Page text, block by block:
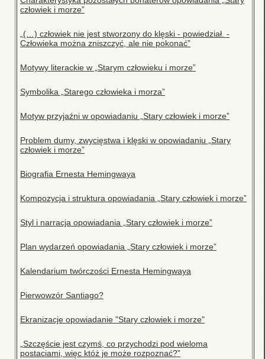
człowiek i morze”
„(…) człowiek nie jest stworzony do klęski - powiedział. -
Człowieka można zniszczyć, ale nie pokonać”
Motywy literackie w „Starym człowieku i morze”
Symbolika „Starego człowieka i morza”
Motyw przyjaźni w opowiadaniu „Stary człowiek i morze”
Problem dumy, zwycięstwa i klęski w opowiadaniu „Stary
człowiek i morze”
Biografia Ernesta Hemingwaya
Kompozycja i struktura opowiadania „Stary człowiek i morze”
Styl i narracja opowiadania „Stary człowiek i morze”
Plan wydarzeń opowiadania „Stary człowiek i morze”
Kalendarium twórczości Ernesta Hemingwaya
Pierwowzór Santiago?
Ekranizacje opowiadanie "Stary człowiek i morze"
„Szczęście jest czymś, co przychodzi pod wieloma
postaciami, więc któż je może rozpoznać?”